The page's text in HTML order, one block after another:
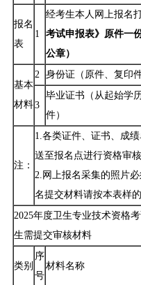
报名
表
1
经考生本人网上报名
考试申报表》原件一
公章）
基本
材料
2 身份证（原件、复印件
3
毕业证书（从起始学
件）
注：
1.各类证件、证书、成
送至报名点进行资格审
2.网上报名采集的照片
名提交材料请按本表样
2025年度卫生专业技术资格
生需提交审核材料
类别
序
号
材料名称